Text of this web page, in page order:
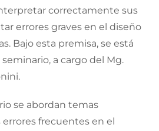
correctamente sus
errores graves en el diseño
Bajo esta premisa, se está
a cargo del Mg.
se abordan temas
frecuentes en el